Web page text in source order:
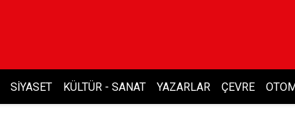
SIYASET KÜLTÜR - SANAT YAZARLAR ÇEVRE